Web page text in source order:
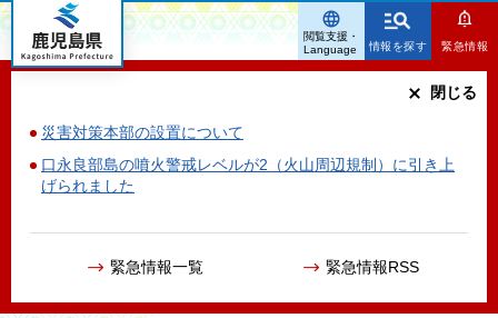
鹿児島県
情報を探す 緊急情報
災害対策本部の設置について
口永良部島の噴火警戒レベルが2（火山周辺規制）に引き上
げられました
緊急情報一覧 緊急情報RSS
閉じる
閲覧支援・
Language